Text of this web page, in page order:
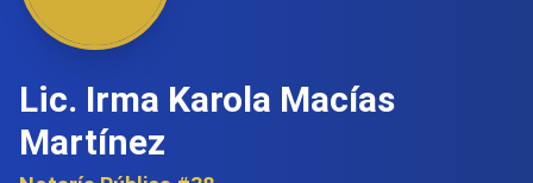
Lic. Irma Karola Macías
Martínez